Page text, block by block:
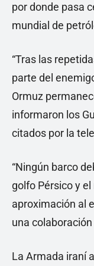
por donde pasa
mundial de
“Tras las
parte del
Ormuz
informaron los
citados por la
“Ningún barco
golfo Pérsico y
aproximación al
una
La Armada iraní